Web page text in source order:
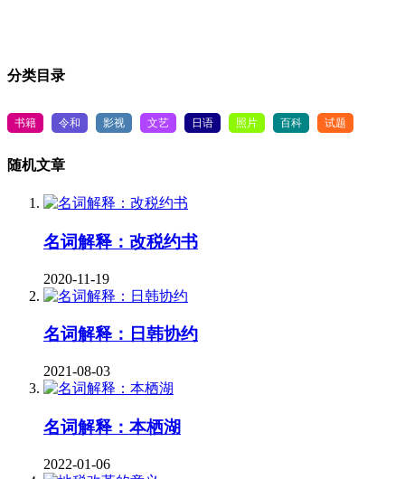
分类目录
书籍 令和 影视 文艺 日语 照片 百科 试题
随机文章
名词解释：改税约书
2020-11-19
名词解释：日韩协约
2021-08-03
名词解释：本栖湖
2022-01-06